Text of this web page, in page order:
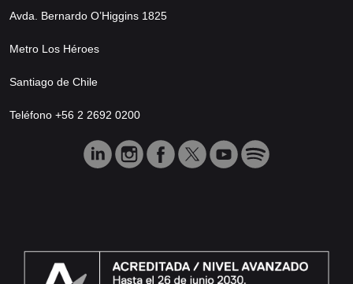
Avda. Bernardo O’Higgins 1825
Metro Los Héroes
Santiago de Chile
Teléfono +56 2 2692 0200